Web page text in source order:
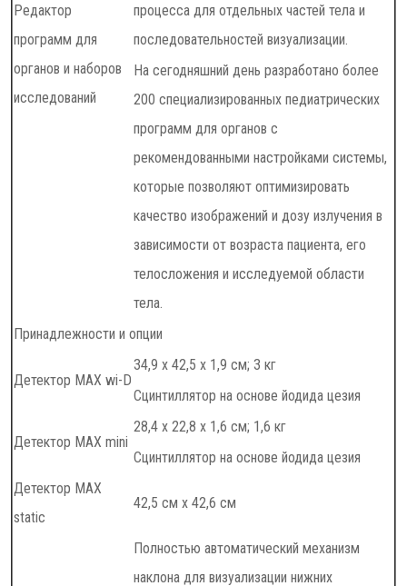
Редактор
программ для
органов и наборов
исследований
процесса для отдельных частей тела и
последовательностей визуализации.
На сегодняшний день разработано более
200 специализированных педиатрических
программ для органов с
рекомендованными настройками системы,
которые позволяют оптимизировать
качество изображений и дозу излучения в
зависимости от возраста пациента, его
телосложения и исследуемой области
тела.
Принадлежности и опции
Детектор MAX wi-D
34,9 x 42,5 x 1,9 см; 3 кг
Сцинтиллятор на основе йодида цезия
Детектор MAX mini
28,4 x 22,8 x 1,6 см; 1,6 кг
Сцинтиллятор на основе йодида цезия
Детектор MAX
static
42,5 см x 42,6 см
Полностью автоматический механизм
наклона для визуализации нижних